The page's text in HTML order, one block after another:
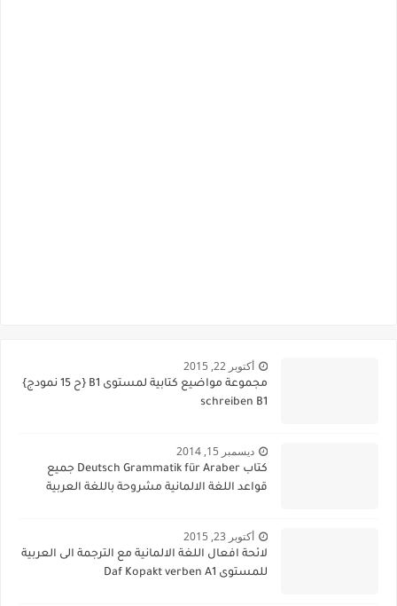
أكتوبر 22, 2015
مجموعة مواضيع كتابية لمستوى B1 {ح 15 نمودج}
schreiben B1
ديسمبر 15, 2014
كتاب Deutsch Grammatik für Araber جميع
قواعد اللغة الالمانية مشروحة باللغة العربية
أكتوبر 23, 2015
لائحة افعال اللغة الالمانية مع الترجمة الى العربية
للمستوى Daf Kopakt verben A1